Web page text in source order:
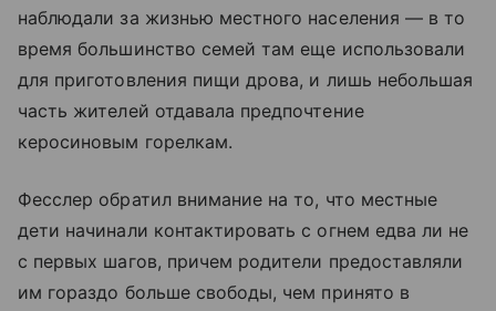
наблюдали за жизнью местного населения — в то
время большинство семей там еще использовали
для приготовления пищи дрова, и лишь небольшая
часть жителей отдавала предпочтение
керосиновым горелкам.
Фесслер обратил внимание на то, что местные
дети начинали контактировать с огнем едва ли не
с первых шагов, причем родители предоставляли
им гораздо больше свободы, чем принято в